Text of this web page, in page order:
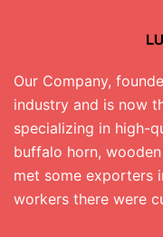
Our Company,
industry and is now
specializing in high-
buffalo horn,
met some exporters
workers there were